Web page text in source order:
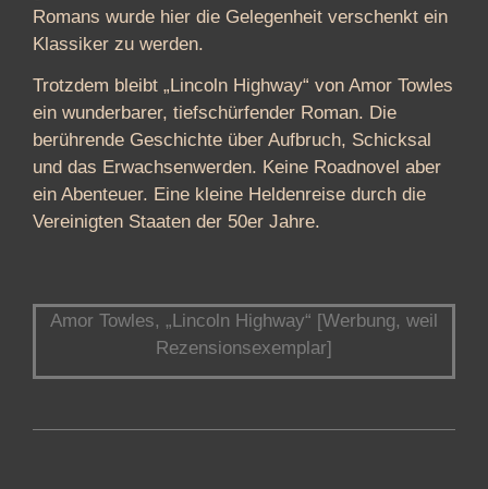
Romans wurde hier die Gelegenheit verschenkt ein
Klassiker zu werden.
Trotzdem bleibt „Lincoln Highway“ von Amor Towles
ein wunderbarer, tiefschürfender Roman. Die
berührende Geschichte über Aufbruch, Schicksal
und das Erwachsenwerden. Keine Roadnovel aber
ein Abenteuer. Eine kleine Heldenreise durch die
Vereinigten Staaten der 50er Jahre.
Amor Towles, „Lincoln Highway“ [Werbung, weil
Rezensionsexemplar]